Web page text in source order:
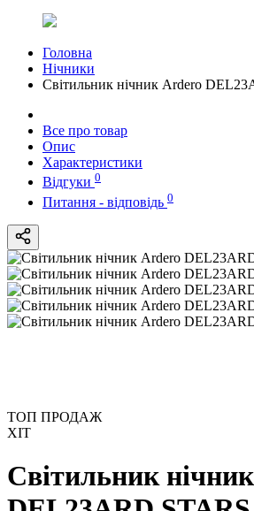
Головна
Нічники
Світильник нічник Ardero
Все про товар
Опис
Характеристики
Відгуки 0
Питання - відповідь 0
ТОП ПРОДАЖ
ХІТ
Світильник